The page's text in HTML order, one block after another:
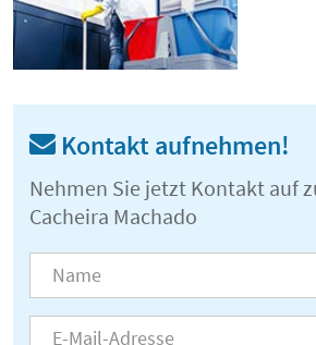
Kontakt aufnehmen!
Nehmen Sie jetzt Kontakt auf
Cacheira Machado